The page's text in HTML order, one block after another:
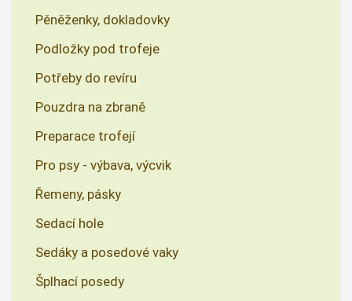
Pěněženky, dokladovky
Podložky pod trofeje
Potřeby do revíru
Pouzdra na zbraně
Preparace trofejí
Pro psy - výbava, výcvik
Řemeny, pásky
Sedací hole
Sedáky a posedové vaky
Šplhací posedy